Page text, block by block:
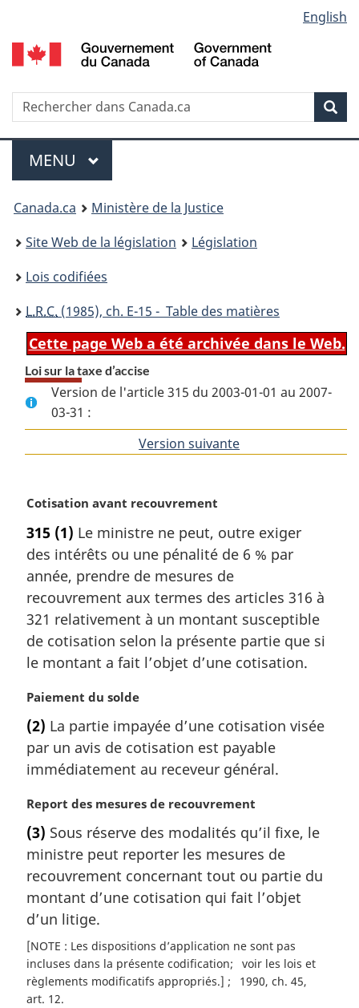
au
contenu
propos
de
la
HTML
simplifiée
selection
English
Recherche
Menu
MENU PRINCIPAL
You
are
here:
Canada.ca
Ministère de la Justice
Site Web de la législation
Législation
Lois codifiées
L.R.C. (1985), ch. E-15 - Table des matières
Cette page Web a été archivée dans le Web.
Loi sur la taxe d’accise
Version de l'article 315 du 2003-01-01 au 2007-
03-31 :
Version suivante
N
t
e
m
a
g
i
n
l
:
Cotisation avant recouvrement
315 (1) Le ministre ne peut, outre exiger
des intérêts ou une pénalité de 6 % par
année, prendre de mesures de
recouvrement aux termes des articles 316 à
321 relativement à un montant susceptible
de cotisation selon la présente partie que si
le montant a fait l’objet d’une cotisation.
N
t
e
m
r
i
n
a
e
:
Paiement du solde
(2) La partie impayée d’une cotisation visée
par un avis de cotisation est payable
immédiatement au receveur général.
N
t
e
m
a
g
i
n
a
l
Report des mesures de recouvrement
(3) Sous réserve des modalités qu’il fixe, le
ministre peut reporter les mesures de
recouvrement concernant tout ou partie du
montant d’une cotisation qui fait l’objet
d’un litige.
[NOTE : Les dispositions d’application ne sont pas
incluses dans la présente codification
voir les lois et
règlements modificatifs appropriés.]
1990, ch. 45,
art. 12